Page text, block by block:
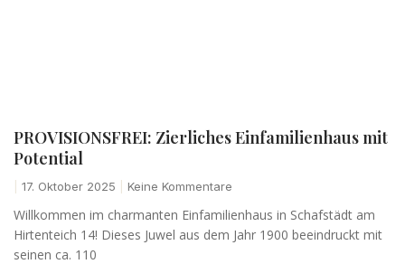
PROVISIONSFREI: Zierliches Einfamilienhaus mit
Potential
17. Oktober 2025 Keine Kommentare
Willkommen im charmanten Einfamilienhaus in Schafstädt am
Hirtenteich 14! Dieses Juwel aus dem Jahr 1900 beeindruckt mit
seinen ca. 110